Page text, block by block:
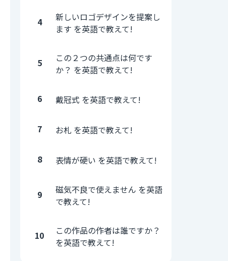
4
新しいロゴデザインを提案し
ます を英語で教えて!
5
この２つの共通点は何です
か？ を英語で教えて!
6 戴冠式 を英語で教えて!
7 お札 を英語で教えて!
8 表情が硬い を英語で教えて!
9
磁気不良で使えません を英語
で教えて!
10
この作品の作者は誰ですか？
を英語で教えて!